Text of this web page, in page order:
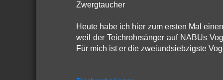
Zwergtaucher
Heute habe ich hier zum ersten Mal
weil der Teichrohrsänger auf NABUs
Für mich ist er die zweiundsiebzigste